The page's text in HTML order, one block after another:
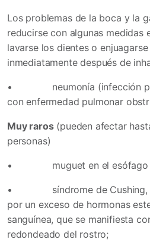
Los problemas de la boca y la
reducirse con algunas medidas
lavarse los dientes o
inmediatamente después de
•
neumonía (infección
con enfermedad pulmonar
Muy raros (pueden afectar
personas)
• muguet en el
•
síndrome de
por un exceso de hormonas
sanguínea, que se manifiesta
redondeado del rostro;